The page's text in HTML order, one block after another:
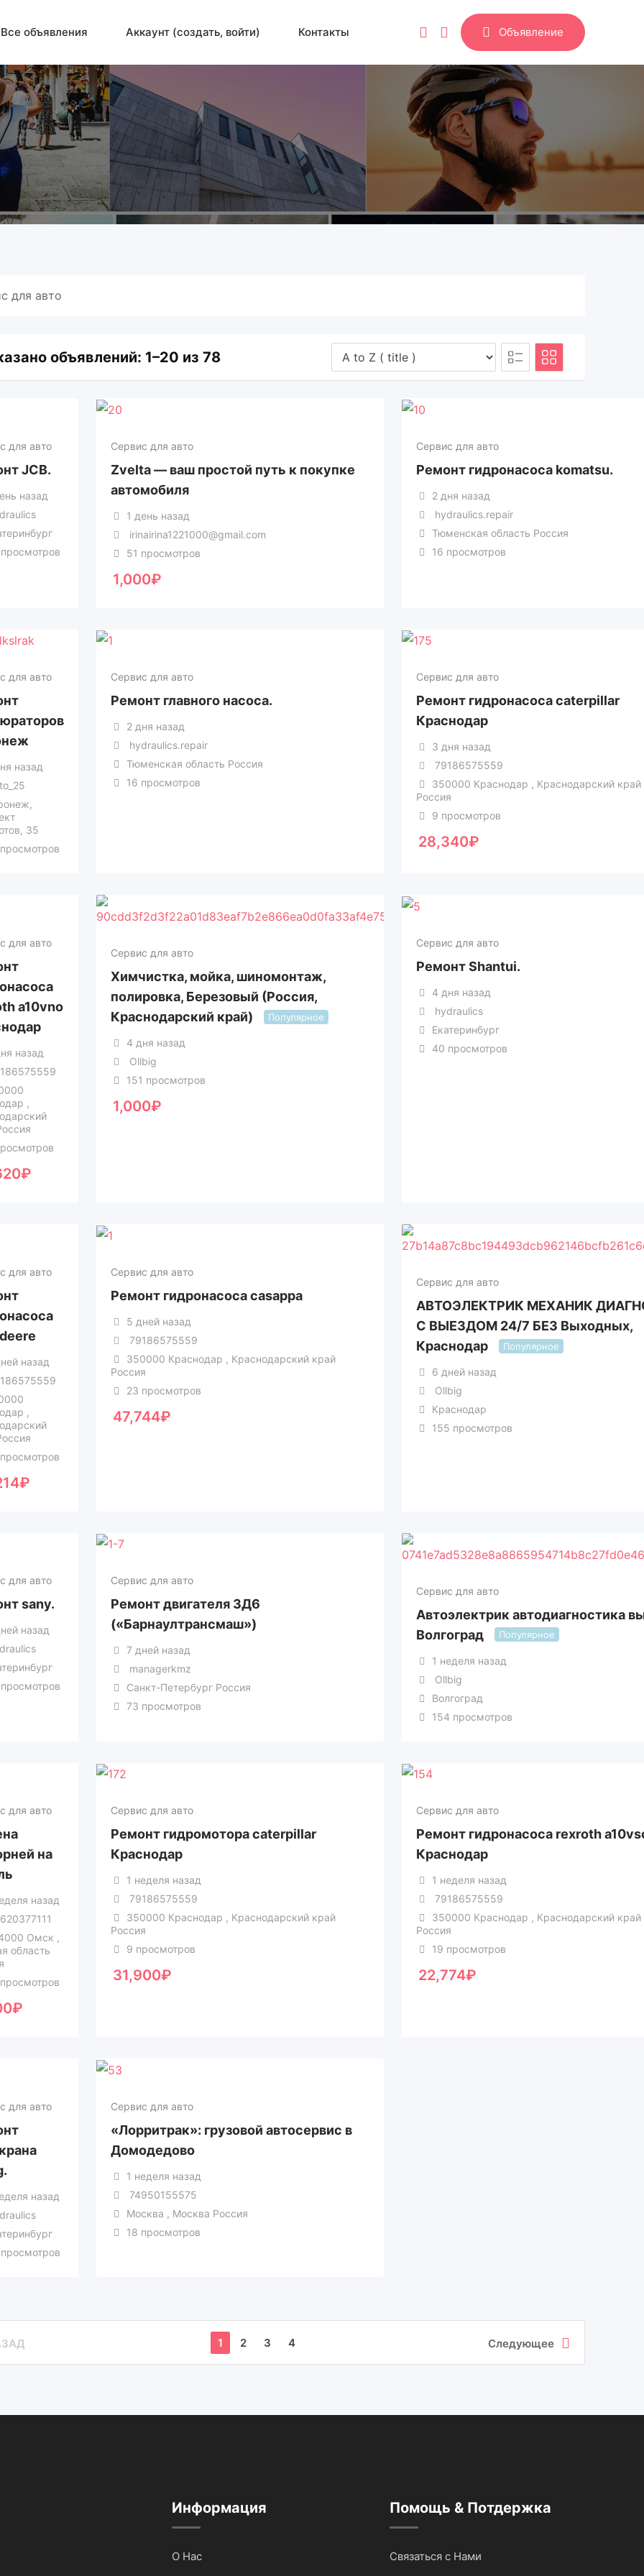
Все объявления Аккаунт (создать, войти) Контакты Объявление
для авто
объявлений: 1–20 из 78
для авто
JCB.
назад
Сервис для авто
Zvelta — ваш простой путь к покупке
автомобиля
1 день назад
irinairina1221000@gmail.com
51 просмотров
1,000₽
Сервис для авто
Ремонт гидронасоса komatsu.
2 дня назад
hydraulics.repair
Тюменская область Россия
16 просмотров
для авто
назад
35
Сервис для авто
Ремонт главного насоса.
2 дня назад
hydraulics.repair
Тюменская область Россия
16 просмотров
Сервис для авто
Ремонт гидронасоса caterpillar
Краснодар
3 дня назад
79186575559
350000 Краснодар , Краснодарский край
Россия
9 просмотров
28,340₽
для авто
a10vno
назад
,
₽
Сервис для авто
Химчистка, мойка, шиномонтаж,
полировка, Березовый (Россия,
Краснодарский край)
Популярное
4 дня назад
Ollbig
151 просмотров
1,000₽
Сервис для авто
Ремонт Shantui.
4 дня назад
hydraulics
Екатеринбург
40 просмотров
для авто
назад
,
₽
Сервис для авто
Ремонт гидронасоса casappa
5 дней назад
79186575559
350000 Краснодар , Краснодарский край
Россия
23 просмотров
47,744₽
Сервис для авто
АВТОЭЛЕКТРИК МЕХАНИК
С ВЫЕЗДОМ 24/7 БЕЗ Выходных,
Краснодар
Популярное
6 дней назад
Ollbig
Краснодар
155 просмотров
для авто
sany.
назад
Сервис для авто
Ремонт двигателя 3Д6
(«Барнаултрансмаш»)
7 дней назад
managerkmz
Санкт-Петербург Россия
73 просмотров
Сервис для авто
Автоэлектрик автодиагностика
Волгоград
Популярное
1 неделя назад
Ollbig
Волгоград
154 просмотров
для авто
на
назад
Омск ,
область
₽
Сервис для авто
Ремонт гидромотора caterpillar
Краснодар
1 неделя назад
79186575559
350000 Краснодар , Краснодарский край
Россия
9 просмотров
31,900₽
Сервис для авто
Ремонт гидронасоса rexroth
Краснодар
1 неделя назад
79186575559
350000 Краснодар , Краснодарский край
Россия
19 просмотров
22,774₽
для авто
назад
Сервис для авто
«Лорритрак»: грузовой автосервис в
Домодедово
1 неделя назад
74950155575
Москва , Москва Россия
18 просмотров
1 2 3 4 Следующее
Информация
О Нас
Помощь & Потдержка
Связаться с Нами